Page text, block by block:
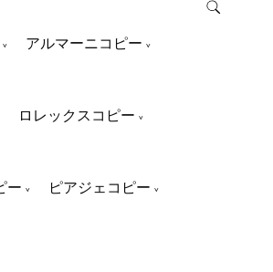
アルマーニコピー
ロレックスコピー
ー ピアジェコピー